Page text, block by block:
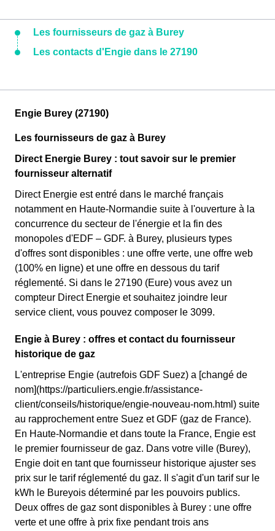
Les fournisseurs de gaz à Burey
Les contacts d'Engie dans le 27190
Engie Burey (27190)
Les fournisseurs de gaz à Burey
Direct Energie Burey : tout savoir sur le premier
fournisseur alternatif
Direct Energie est entré dans le marché français
notamment en Haute-Normandie suite à l'ouverture à la
concurrence du secteur de l'énergie et la fin des
monopoles d'EDF – GDF. à Burey, plusieurs types
d'offres sont disponibles : une offre verte, une offre web
(100% en ligne) et une offre en dessous du tarif
réglementé. Si dans le 27190 (Eure) vous avez un
compteur Direct Energie et souhaitez joindre leur
service client, vous pouvez composer le 3099.
Engie à Burey : offres et contact du fournisseur
historique de gaz
L'entreprise Engie (autrefois GDF Suez) a [changé de
nom](https://particuliers.engie.fr/assistance-
client/conseils/historique/engie-nouveau-nom.html) suite
au rapprochement entre Suez et GDF (gaz de France).
En Haute-Normandie et dans toute la France, Engie est
le premier fournisseur de gaz. Dans votre ville (Burey),
Engie doit en tant que fournisseur historique ajuster ses
prix sur le tarif réglementé du gaz. Il s'agit d'un tarif sur le
kWh le Bureyois déterminé par les pouvoirs publics.
Deux offres de gaz sont disponibles à Burey : une offre
verte et une offre à prix fixe pendant trois ans